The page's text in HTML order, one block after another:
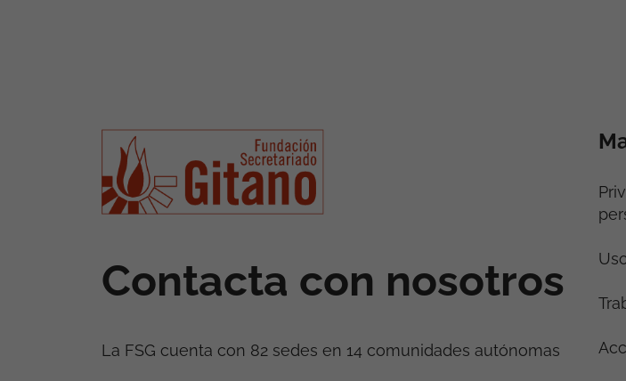
Contacta con nosotros
La FSG cuenta con 82 sedes en 14 comunidades autónomas